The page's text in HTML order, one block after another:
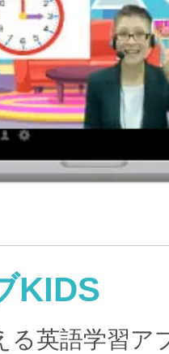
KIDS
る英語学習ア